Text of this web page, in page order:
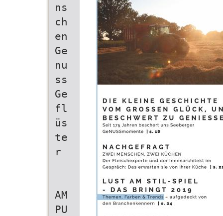
ns
ch
en
Ge
nu
ss
Ge
fl
üs
te
r
AM
PU